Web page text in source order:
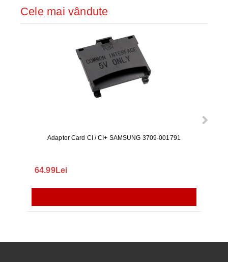
Cele mai vândute
Adaptor Card CI / CI+ SAMSUNG 3709-001791
64.99Lei